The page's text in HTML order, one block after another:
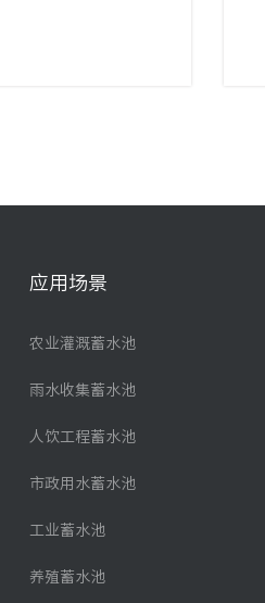
应用场景
农业灌溉蓄水池
雨水收集蓄水池
人饮工程蓄水池
市政用水蓄水池
工业蓄水池
养殖蓄水池